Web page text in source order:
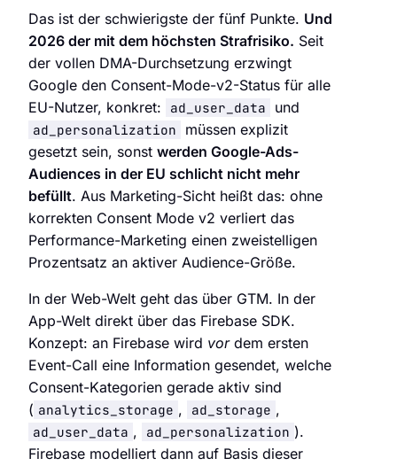
Das ist der schwierigste der fünf Punkte. Und
2026 der mit dem höchsten Strafrisiko. Seit
der vollen DMA-Durchsetzung erzwingt
Google den Consent-Mode-v2-Status für alle
EU-Nutzer, konkret:
ad_user_data und
ad_personalization
müssen explizit
gesetzt sein, sonst werden Google-Ads-
Audiences in der EU schlicht nicht mehr
befüllt. Aus Marketing-Sicht heißt das: ohne
korrekten Consent Mode v2 verliert das
Performance-Marketing einen zweistelligen
Prozentsatz an aktiver Audience-Größe.
In der Web-Welt geht das über GTM. In der
App-Welt direkt über das Firebase SDK.
Konzept: an Firebase wird vordem ersten
Event-Call eine Information gesendet, welche
Consent-Kategorien gerade aktiv sind
( analytics_storage , ad_storage ,
ad_user_data , ad_personalization ).
Firebase modelliert dann auf Basis dieser